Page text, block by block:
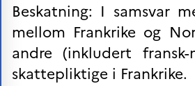
Beskatning: I samsvar
mellom Frankrike og
andre (inkludert
skattepliktige i Frankrike.